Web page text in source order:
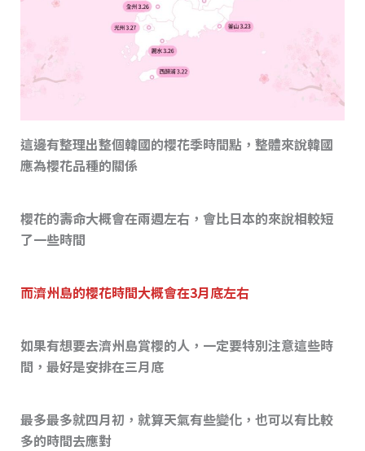
這邊有整理出整個韓國的櫻花季時間點，整體來說韓國
應為櫻花品種的關係
櫻花的壽命大概會在兩週左右，會比日本的來說相較短
了一些時間
而濟州島的櫻花時間大概會在3月底左右
如果有想要去濟州島賞櫻的人，一定要特別注意這些時
間，最好是安排在三月底
最多最多就四月初，就算天氣有些變化，也可以有比較
多的時間去應對